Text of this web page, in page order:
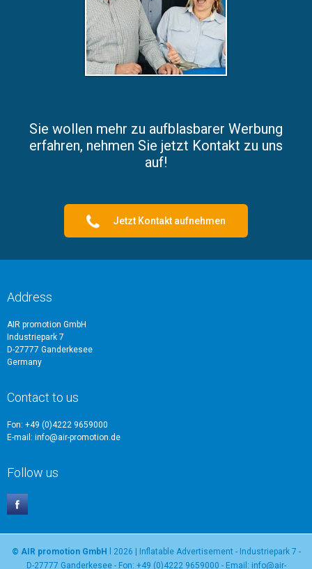
Sie wollen mehr zu aufblasbarer Werbung
erfahren, nehmen Sie jetzt Kontakt zu uns
auf!
Jetzt Kontakt aufnehmen
Address
AIR promotion GmbH
Industriepark 7
D-27777 Ganderkesee
Germany
Contact to us
Fon: +49 (0)4222 9659000
E-mail: info@air-promotion.de
Follow us
© AIR promotion GmbH
l 2026 | Inflatable Advertisement - Industriepark 7 -
D-27777 Ganderkesee - Fon: +49 (0)4222 9659000 - Email: info@air-